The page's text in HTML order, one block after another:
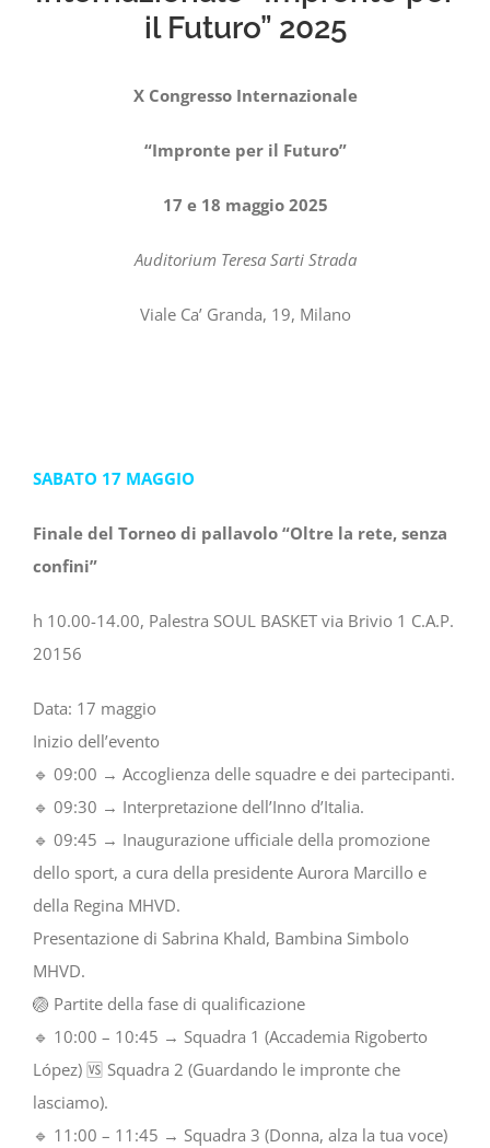
il Futuro” 2025
X Congresso Internazionale
“Impronte per il Futuro”
17 e 18 maggio 2025
Auditorium Teresa Sarti Strada
Viale Ca’ Granda, 19, Milano
SABATO 17 MAGGIO
Finale del Torneo di pallavolo “Oltre la rete, senza
confini”
h 10.00-14.00, Palestra SOUL BASKET via Brivio 1 C.A.P.
20156
Data: 17 maggio
Inizio dell’evento
🔹 09:00 → Accoglienza delle squadre e dei partecipanti.
🔹 09:30 → Interpretazione dell’Inno d’Italia.
🔹 09:45 → Inaugurazione ufficiale della promozione
dello sport, a cura della presidente Aurora Marcillo e
della Regina MHVD.
Presentazione di Sabrina Khald, Bambina Simbolo
MHVD.
🏐 Partite della fase di qualificazione
🔹 10:00 – 10:45 → Squadra 1 (Accademia Rigoberto
López) 🆚 Squadra 2 (Guardando le impronte che
lasciamo).
🔹 11:00 – 11:45 → Squadra 3 (Donna, alza la tua voce)